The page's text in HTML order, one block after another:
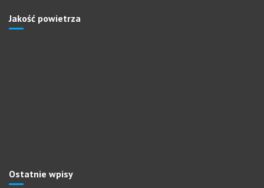
Jakość powietrza
Ostatnie wpisy